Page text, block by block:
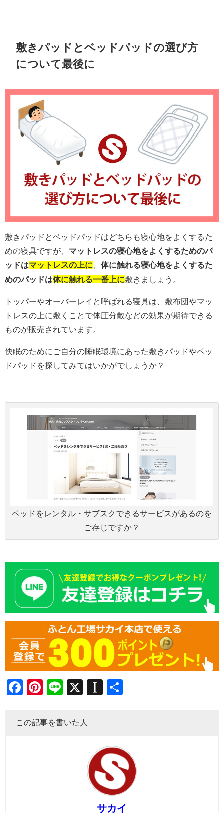
敷きパッドとベッドパッドの選び方
について最後に
敷きパッドとベッドパッドはどちらも寝心地をよくするた
めの寝具ですが、 マットレスの寝心地をよくするためのパ
ッドはマットレスの上に
体に触れる寝心地をよくするた
めのパッドは体に触れる一番上に敷きましょう。
トッパーやオーバーレイと呼ばれる寝具は、敷布団やマッ
トレスの上に敷くことで体圧分散などの効果が期待できる
ものが販売されています。
快眠のためにご自分の睡眠環境にあった敷きパッドやベッ
ドパッドを探してみてはいかがでしょうか？
ベッドをレンタル・サブスクできるサービスがあるのを
ご存じですか？
Facebook
Pinterest
Line
X Instapaper
この記事を書いた人
サカイ